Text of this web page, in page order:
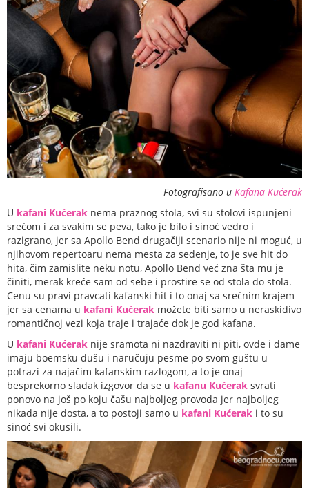
Fotografisano u Kafana Kućerak
U kafani Kućerak nema praznog stola, svi su stolovi ispunjeni
srećom i za svakim se peva, tako je bilo i sinoć vedro i
razigrano, jer sa Apollo Bend drugačiji scenario nije ni moguć, u
njihovom repertoaru nema mesta za sedenje, to je sve hit do
hita, čim zamislite neku notu, Apollo Bend već zna šta mu je
činiti, merak kreće sam od sebe i prostire se od stola do stola.
Cenu su pravi pravcati kafanski hit i to onaj sa srećnim krajem
jer sa cenama u kafani Kućerak možete biti samo u neraskidivo
romantičnoj vezi koja traje i trajaće dok je god kafana.
U kafani Kućerak nije sramota ni nazdraviti ni piti, ovde i dame
imaju boemsku dušu i naručuju pesme po svom guštu u
potrazi za najačim kafanskim razlogom, a to je onaj
besprekorno sladak izgovor da se u kafanu Kućerak svrati
ponovo na još po koju čašu najboljeg provoda jer najboljeg
nikada nije dosta, a to postoji samo u kafani Kućerak i to su
sinoć svi okusili.